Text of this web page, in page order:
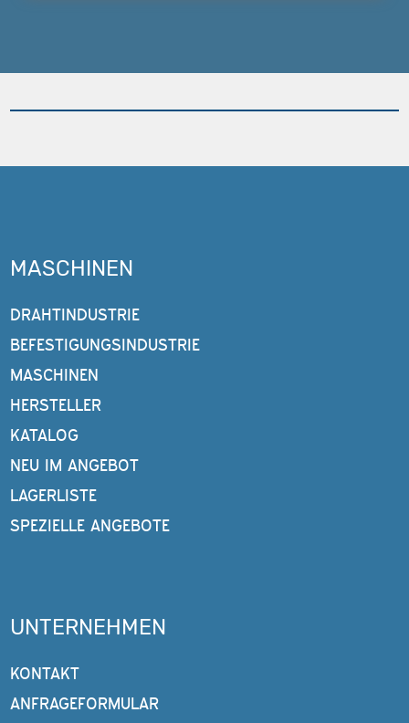
MASCHINEN
DRAHTINDUSTRIE
BEFESTIGUNGSINDUSTRIE
MASCHINEN
HERSTELLER
KATALOG
NEU IM ANGEBOT
LAGERLISTE
SPEZIELLE ANGEBOTE
UNTERNEHMEN
KONTAKT
ANFRAGEFORMULAR